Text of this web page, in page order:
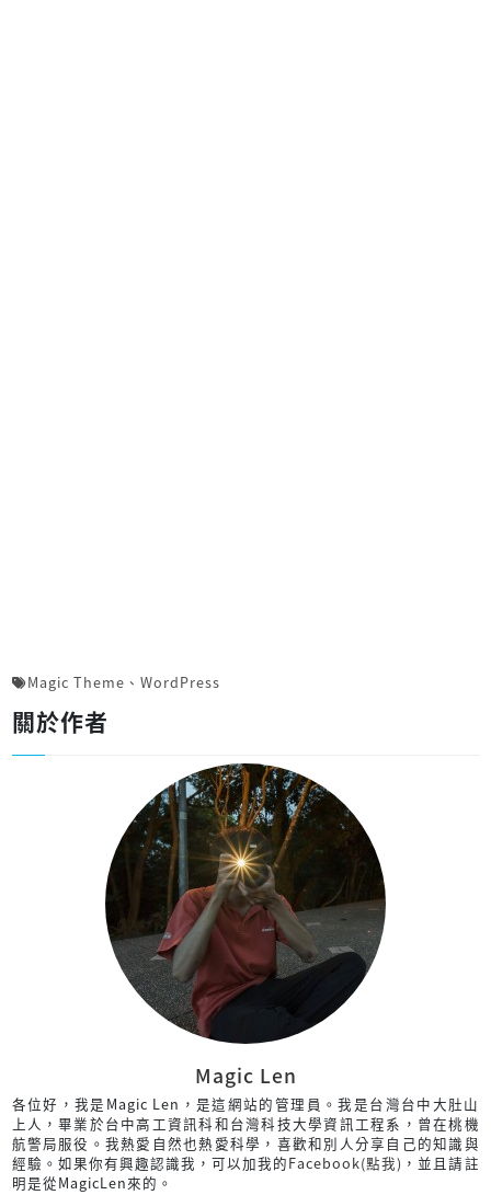
Magic Theme 、 WordPress
關於作者
Magic Len
各位好，我是Magic Len，是這網站的管理員。我是台灣台中大肚山
上人，畢業於台中高工資訊科和台灣科技大學資訊工程系，曾在桃機
航警局服役。我熱愛自然也熱愛科學，喜歡和別人分享自己的知識與
經驗。如果你有興趣認識我，可以加我的Facebook(點我) ，並且請註
明是從MagicLen來的。